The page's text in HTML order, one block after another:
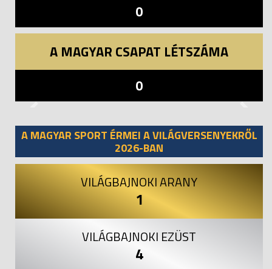
0
A MAGYAR CSAPAT LÉTSZÁMA
0
A MAGYAR SPORT ÉRMEI A VILÁGVERSENYEKRŐL
2026-BAN
VILÁGBAJNOKI ARANY
1
VILÁGBAJNOKI EZÜST
4